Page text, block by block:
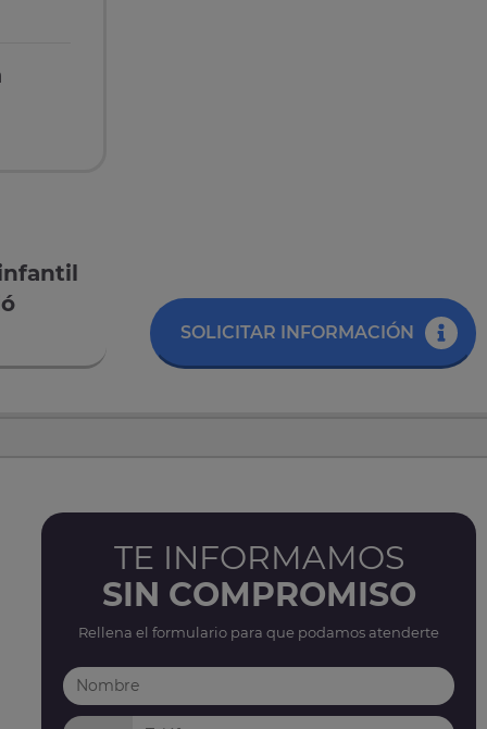
SOLICITAR INFORMACIÓN
TE INFORMAMOS
SIN COMPROMISO
Rellena el formulario para que podamos atenderte